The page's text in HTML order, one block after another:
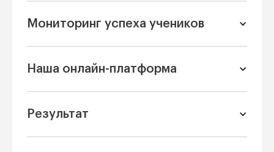
Мониторинг успеха учеников
Наша онлайн-платформа
Результат